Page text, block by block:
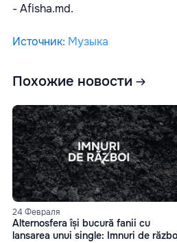
-Afisha.md.
Источник: Музыка
Похожие новости
24 Февраля
Alternosfera își bucură fanii cu
lansarea unui single: Imnuri de